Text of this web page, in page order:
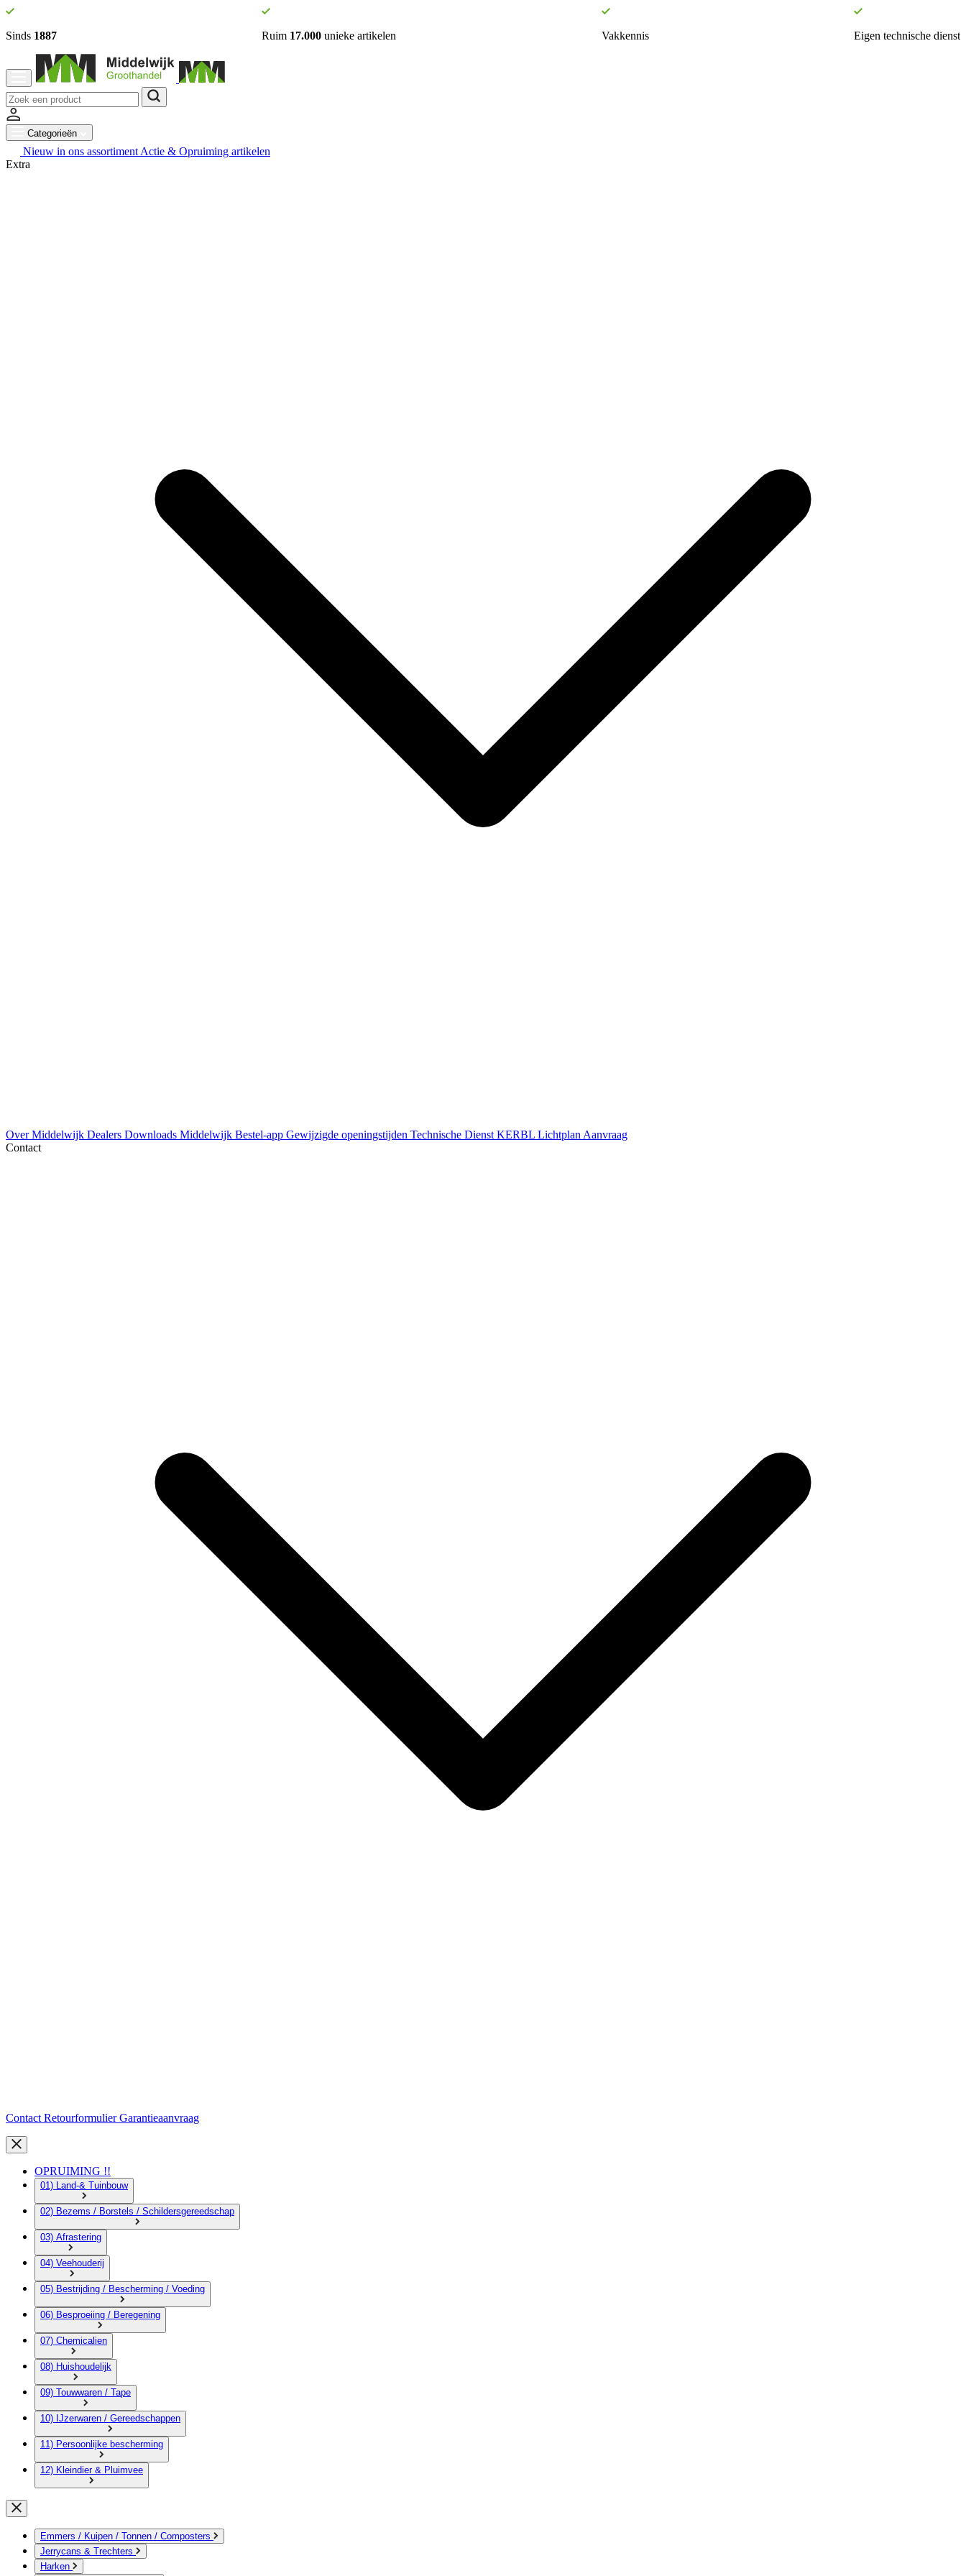
Sinds 1887 Ruim 17.000 unieke artikelen Vakkennis Eigen technische dienst
Categorieën
Nieuw in ons assortiment Actie & Opruiming artikelen
Extra
Over Middelwijk Dealers Downloads Middelwijk Bestel-app Gewijzigde openingstijden Technische Dienst KERBL Lichtplan Aanvraag
Contact
Contact RetourformulierGarantieaanvraag
OPRUIMING !!
01) Land-& Tuinbouw
02) Bezems / Borstels / Schildersgereedschap
03) Afrastering
04) Veehouderij
05) Bestrijding / Bescherming / Voeding
06) Besproeiing / Beregening
07) Chemicalien
08) Huishoudelijk
09) Touwwaren / Tape
10) IJzerwaren / Gereedschappen
11) Persoonlijke bescherming
12) Kleindier & Pluimvee
Emmers / Kuipen / Tonnen / Composters
Jerrycans & Trechters
Harken